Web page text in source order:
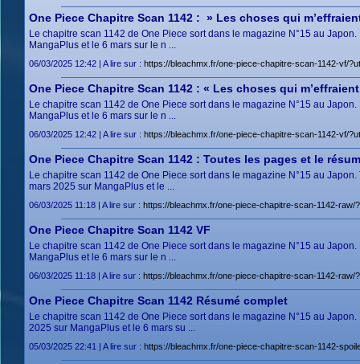
One Piece Chapitre Scan 1142 : » Les choses qui
Le chapitre scan 1142 de One Piece sort dans le magazine N°15 au
MangaPlus et le 6 mars sur le n ...
06/03/2025 12:42 | A lire sur : https://bleachmx.fr/one-piece-chapitre-scan-1142-vf/
One Piece Chapitre Scan 1142 : « Les choses qui
Le chapitre scan 1142 de One Piece sort dans le magazine N°15 au
MangaPlus et le 6 mars sur le n ...
06/03/2025 12:42 | A lire sur : https://bleachmx.fr/one-piece-chapitre-scan-1142-vf/
One Piece Chapitre Scan 1142 : Toutes les pages et le
Le chapitre scan 1142 de One Piece sort dans le magazine N°15 au
mars 2025 sur MangaPlus et le ...
06/03/2025 11:18 | A lire sur : https://bleachmx.fr/one-piece-chapitre-scan-1142-
One Piece Chapitre Scan 1142 VF
Le chapitre scan 1142 de One Piece sort dans le magazine N°15 au
MangaPlus et le 6 mars sur le n ...
06/03/2025 11:18 | A lire sur : https://bleachmx.fr/one-piece-chapitre-scan-1142-
One Piece Chapitre Scan 1142 Résumé complet
Le chapitre scan 1142 de One Piece sort dans le magazine N°15 au
2025 sur MangaPlus et le 6 mars su ...
05/03/2025 22:41 | A lire sur : https://bleachmx.fr/one-piece-chapitre-scan-1142-